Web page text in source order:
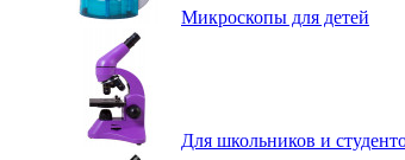
Микроскопы для детей
Для школьников и